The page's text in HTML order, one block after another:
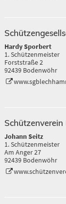
Hardy Sporbert
1. Schützenmeister
Forststraße 2
92439 Bodenwöhr
Schützenverein
Johann Seitz
1. Schützenmeister
Am Anger 27
92439 Bodenwöhr